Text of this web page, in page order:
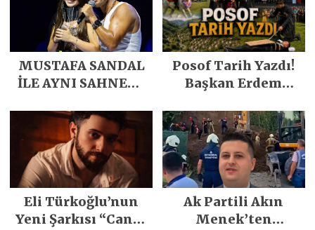
MUSTAFA SANDAL
İLE AYNI SAHNEDE
Posof Tarih Yazdı!
Başkan Erdem
Emeğiyle Son
Yılların En Büyük
Festivali
Gerçekleşti
Eli Türkoğlu’nun
Yeni Şarkısı “Canın
Ak Partili Akın
Menek’ten